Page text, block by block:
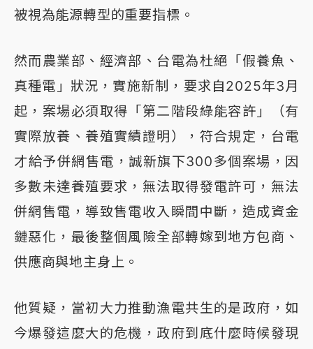
被視為能源轉型的重要指標。
然而農業部、經濟部、台電為杜絕「假養魚、
真種電」狀況，實施新制，要求自2025年3月
起，案場必須取得「第二階段綠能容許」（有
實際放養、養殖實績證明），符合規定，台電
才給予併網售電，誠新旗下300多個案場，因
多數未達養殖要求，無法取得發電許可，無法
併網售電，導致售電收入瞬間中斷，造成資金
鏈惡化，最後整個風險全部轉嫁到地方包商、
供應商與地主身上。
他質疑，當初大力推動漁電共生的是政府，如
今爆發這麼大的危機，政府到底什麼時候發現